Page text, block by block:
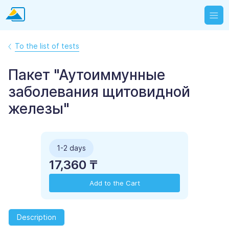
To the list of tests
Пакет "Аутоиммунные
заболевания щитовидной
железы"
1-2 days
17,360 ₸
Add to the Cart
Description